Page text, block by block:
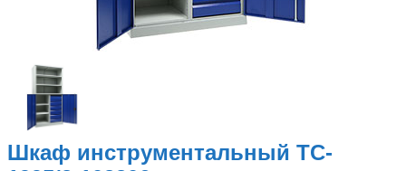
металлической мебели
Изготовление на заказ
Подъем на этаж
О компании
Шкаф инструментальный TC-